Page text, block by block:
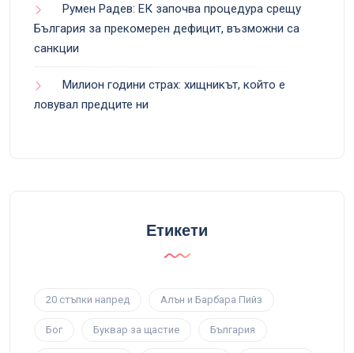
Румен Радев: ЕК започва процедура срещу
България за прекомерен дефицит, възможни са
санкции
Милион години страх: хищникът, който е
ловувал предците ни
Етикети
20 стъпки напред Алън и Барбара Пийз
Бог Буквар за щастие България